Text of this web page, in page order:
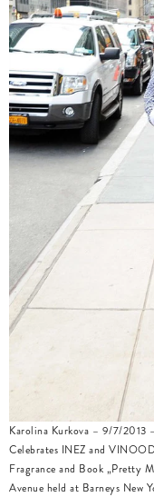
Karolina Kurkova – 9/7/2013
Celebrates INEZ and
Fragrance and Book „Pretty
Avenue held at Barneys